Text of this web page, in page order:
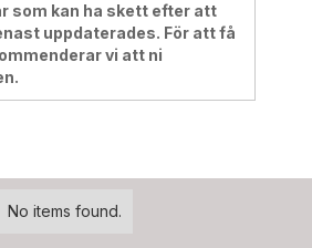
som kan ha skett efter att
uppdaterades. För att få
vi att ni
No items found.